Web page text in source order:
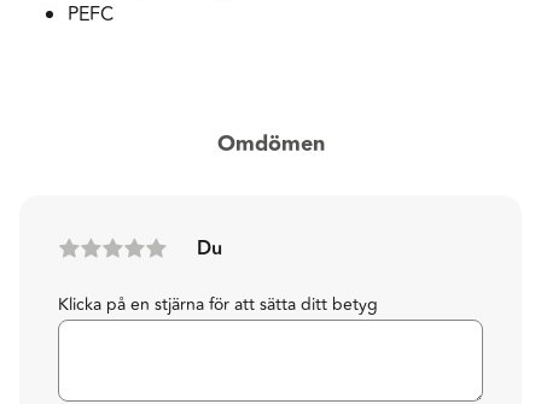
PEFC
Omdömen
Du
Klicka på en stjärna för att sätta ditt betyg